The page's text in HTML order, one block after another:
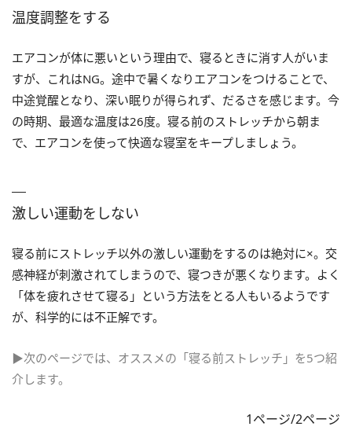
温度調整をする
エアコンが体に悪いという理由で、寝るときに消す人がいま
すが、これはNG。途中で暑くなりエアコンをつけることで、
中途覚醒となり、深い眠りが得られず、だるさを感じます。今
の時期、最適な温度は26度。寝る前のストレッチから朝ま
で、エアコンを使って快適な寝室をキープしましょう。
激しい運動をしない
寝る前にストレッチ以外の激しい運動をするのは絶対に×。交
感神経が刺激されてしまうので、寝つきが悪くなります。よく
「体を疲れさせて寝る」という方法をとる人もいるようです
が、科学的には不正解です。
▶次のページでは、オススメの「寝る前ストレッチ」を5つ紹
介します。
1ページ/2ページ